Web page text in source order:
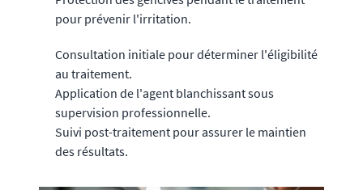
pour prévenir l'irritation.
Consultation initiale pour déterminer l'éligibilité
au traitement.
Application de l'agent blanchissant sous
supervision professionnelle.
Suivi post-traitement pour assurer le maintien
des résultats.